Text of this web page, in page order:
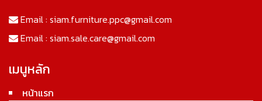
Email : siam.furniture.ppc@gmail.com
Email : siam.sale.care@gmail.com
เมนูหลัก
หน้าแรก